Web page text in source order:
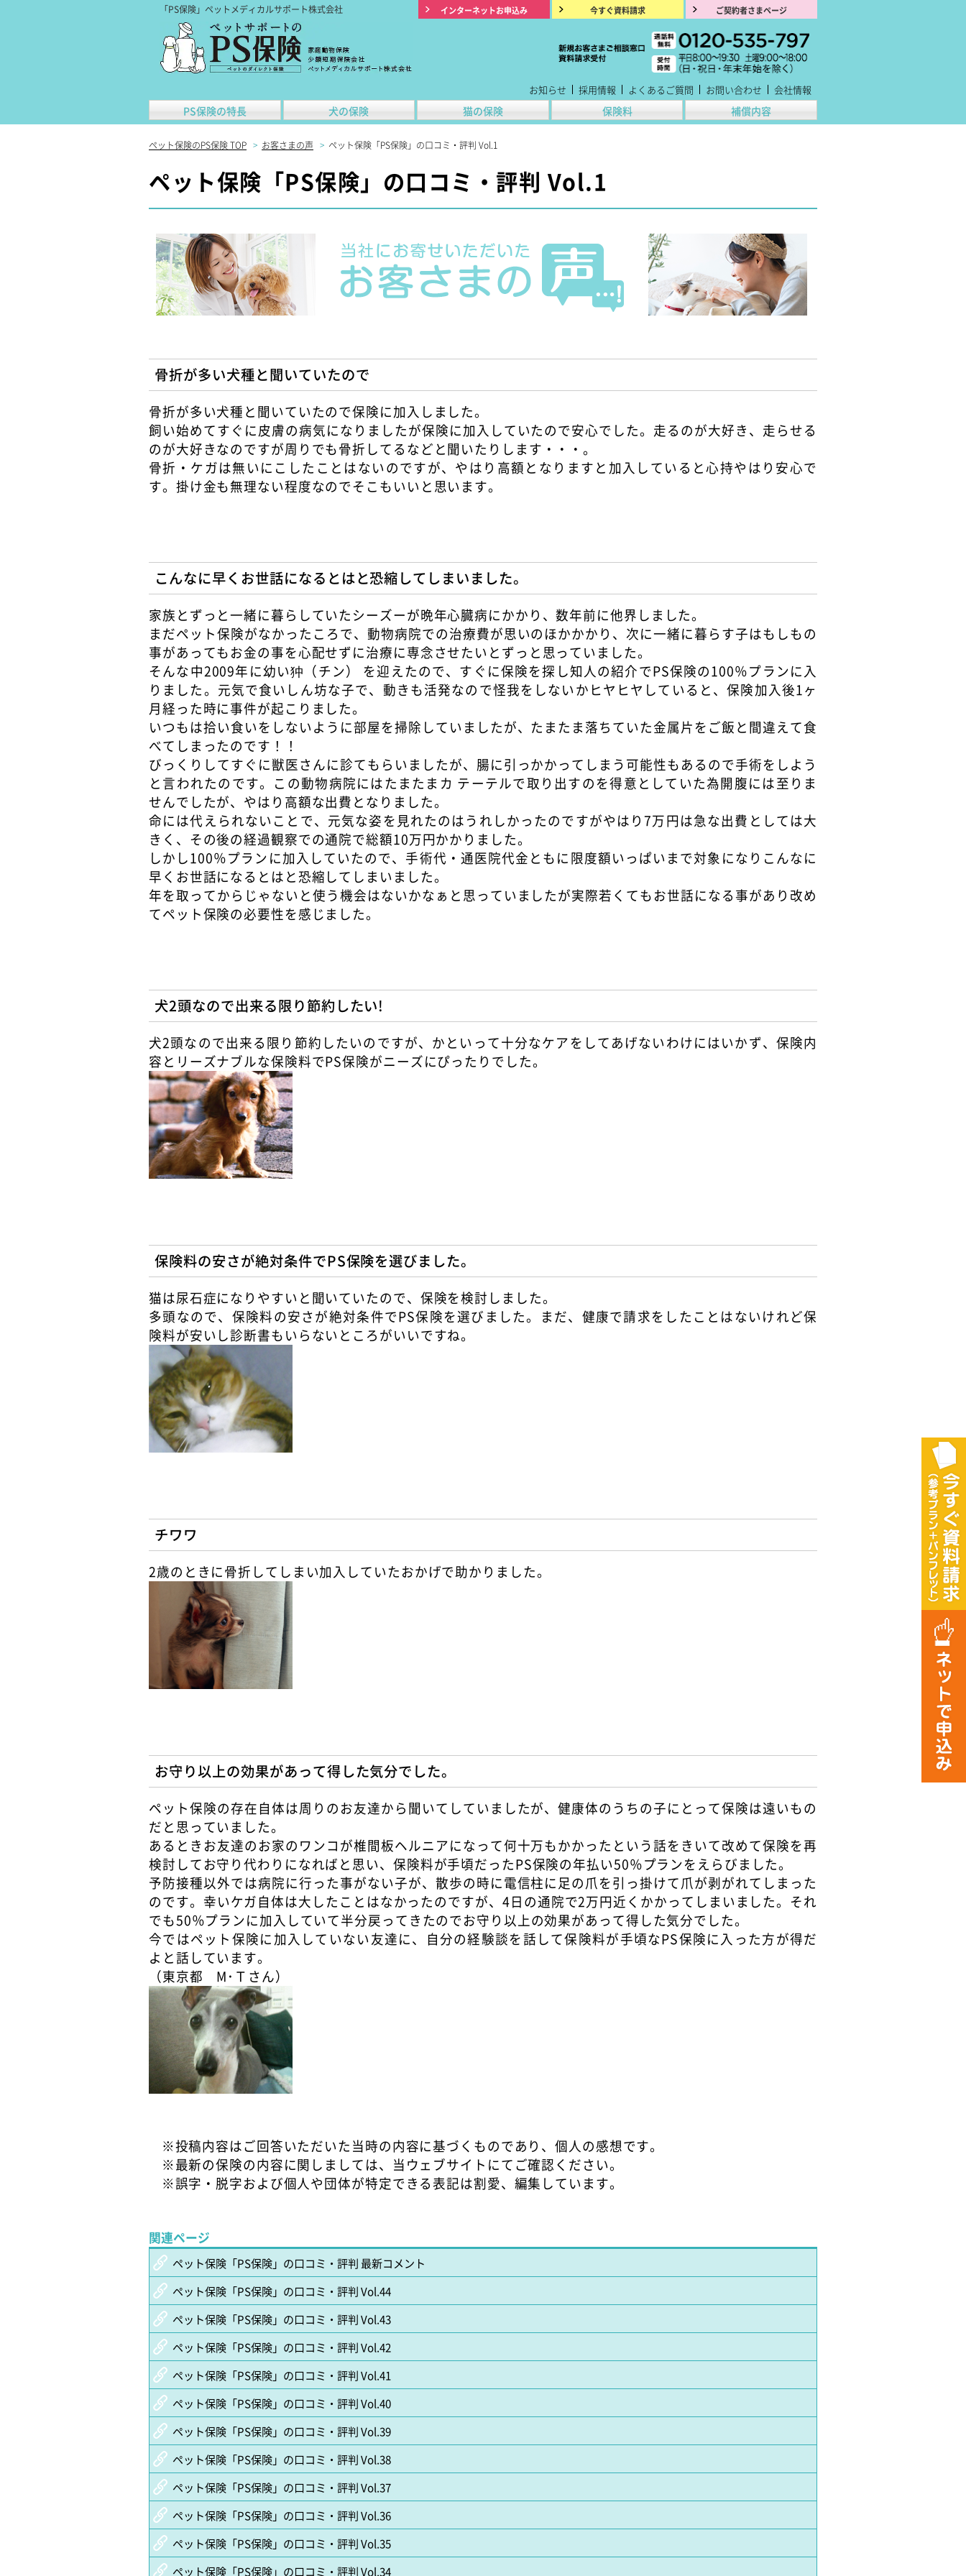
「PS保険」ペットメディカルサポート株式会社 インターネットお申込み 今すぐ資料請求 ご契約者さまページ
PS保険の特長 犬の保険 猫の保険 保険料 補償内容
お知らせ 採用情報 よくあるご質問 お問い合わせ 会社情報
ペット保険のPS保険 TOP > お客さまの声 > ペット保険「PS保険」の口コミ・評判 Vol.1
ペット保険「PS保険」の口コミ・評判 Vol.1
骨折が多い犬種と聞いていたので
骨折が多い犬種と聞いていたので保険に加入しました。
飼い始めてすぐに皮膚の病気になりましたが保険に加入していたので安心でした。走るのが大好き、走らせる
のが大好きなのですが周りでも骨折してるなどと聞いたりします・・・。
骨折・ケガは無いにこしたことはないのですが、やはり高額となりますと加入していると心持やはり安心で
す。掛け金も無理ない程度なのでそこもいいと思います。
こんなに早くお世話になるとはと恐縮してしまいました。
家族とずっと一緒に暮らしていたシーズーが晩年心臓病にかかり、数年前に他界しました。
まだペット保険がなかったころで、動物病院での治療費が思いのほかかかり、次に一緒に暮らす子はもしもの
事があってもお金の事を心配せずに治療に専念させたいとずっと思っていました。
そんな中2009年に幼い狆（チン） を迎えたので、すぐに保険を探し知人の紹介でPS保険の100％プランに入
りました。元気で食いしん坊な子で、動きも活発なので怪我をしないかヒヤヒヤしていると、保険加入後1ヶ
月経った時に事件が起こりました。
いつもは拾い食いをしないように部屋を掃除していましたが、たまたま落ちていた金属片をご飯と間違えて食
べてしまったのです！！
びっくりしてすぐに獣医さんに診てもらいましたが、腸に引っかかってしまう可能性もあるので手術をしよう
と言われたのです。この動物病院にはたまたまカ テーテルで取り出すのを得意としていた為開腹には至りま
せんでしたが、やはり高額な出費となりました。
命には代えられないことで、元気な姿を見れたのはうれしかったのですがやはり7万円は急な出費としては大
きく、その後の経過観察での通院で総額10万円かかりました。
しかし100％プランに加入していたので、手術代・通医院代金ともに限度額いっぱいまで対象になりこんなに
早くお世話になるとはと恐縮してしまいました。
年を取ってからじゃないと使う機会はないかなぁと思っていましたが実際若くてもお世話になる事があり改め
てペット保険の必要性を感じました。
犬2頭なので出来る限り節約したい!
犬2頭なので出来る限り節約したいのですが、かといって十分なケアをしてあげないわけにはいかず、保険内
容とリーズナブルな保険料でPS保険がニーズにぴったりでした。
保険料の安さが絶対条件でPS保険を選びました。
猫は尿石症になりやすいと聞いていたので、保険を検討しました。
多頭なので、保険料の安さが絶対条件でPS保険を選びました。まだ、健康で請求をしたことはないけれど保
険料が安いし診断書もいらないところがいいですね。
チワワ
2歳のときに骨折してしまい加入していたおかげで助かりました。
お守り以上の効果があって得した気分でした。
ペット保険の存在自体は周りのお友達から聞いてしていましたが、健康体のうちの子にとって保険は遠いもの
だと思っていました。
あるときお友達のお家のワンコが椎間板ヘルニアになって何十万もかかったという話をきいて改めて保険を再
検討してお守り代わりになればと思い、保険料が手頃だったPS保険の年払い50％プランをえらびました。
予防接種以外では病院に行った事がない子が、散歩の時に電信柱に足の爪を引っ掛けて爪が剥がれてしまった
のです。幸いケガ自体は大したことはなかったのですが、4日の通院で2万円近くかかってしまいました。それ
でも50％プランに加入していて半分戻ってきたのでお守り以上の効果があって得した気分でした。
今ではペット保険に加入していない友達に、自分の経験談を話して保険料が手頃なPS保険に入った方が得だ
よと話しています。
（東京都 M･Ｔさん）
※投稿内容はご回答いただいた当時の内容に基づくものであり、個人の感想です。
※最新の保険の内容に関しましては、当ウェブサイトにてご確認ください。
※誤字・脱字および個人や団体が特定できる表記は割愛、編集しています。
関連ページ
ペット保険「PS保険」の口コミ・評判 最新コメント
ペット保険「PS保険」の口コミ・評判 Vol.44
ペット保険「PS保険」の口コミ・評判 Vol.43
ペット保険「PS保険」の口コミ・評判 Vol.42
ペット保険「PS保険」の口コミ・評判 Vol.41
ペット保険「PS保険」の口コミ・評判 Vol.40
ペット保険「PS保険」の口コミ・評判 Vol.39
ペット保険「PS保険」の口コミ・評判 Vol.38
ペット保険「PS保険」の口コミ・評判 Vol.37
ペット保険「PS保険」の口コミ・評判 Vol.36
ペット保険「PS保険」の口コミ・評判 Vol.35
ペット保険「PS保険」の口コミ・評判 Vol.34